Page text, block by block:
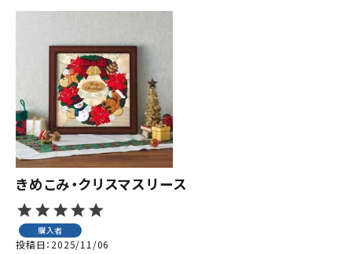
きめこみ・クリスマスリース
購入者
投稿日 2025/11/06